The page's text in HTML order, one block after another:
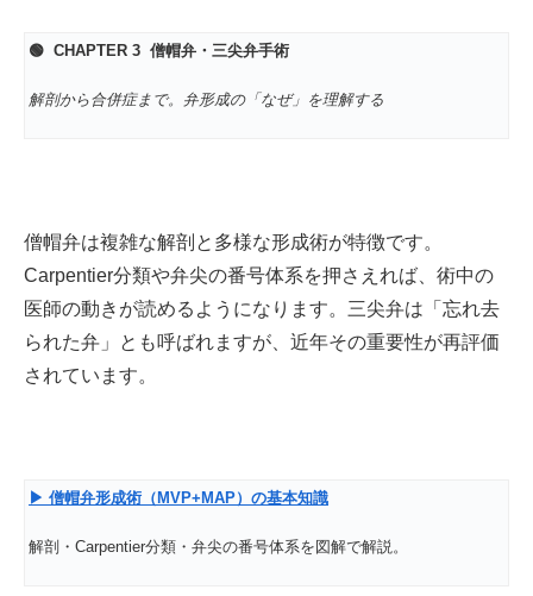
🟢 CHAPTER 3 僧帽弁・三尖弁手術
解剖から合併症まで。弁形成の「なぜ」を理解する
僧帽弁は複雑な解剖と多様な形成術が特徴です。
Carpentier分類や弁尖の番号体系を押さえれば、術中の
医師の動きが読めるようになります。三尖弁は「忘れ去
られた弁」とも呼ばれますが、近年その重要性が再評価
されています。
▶ 僧帽弁形成術（MVP+MAP）の基本知識
解剖・Carpentier分類・弁尖の番号体系を図解で解説。